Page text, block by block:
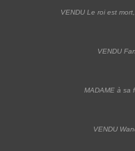
VENDU Le roi est
VENDU
MADAME à sa
VENDU